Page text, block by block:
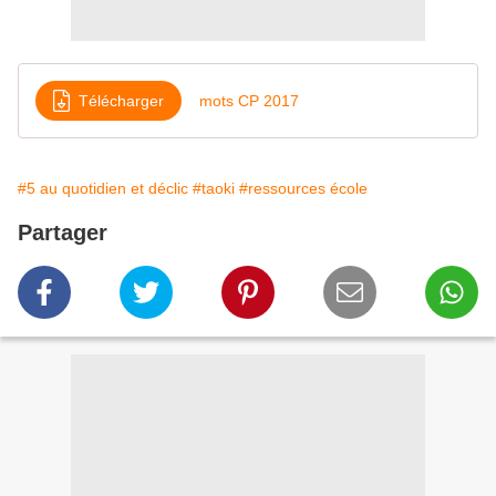
Télécharger mots CP 2017
#5 au quotidien et déclic #taoki #ressources école
Partager